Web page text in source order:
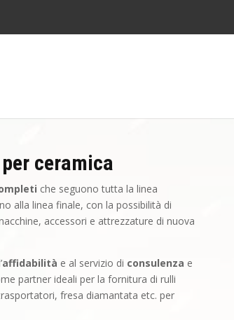
ceramica
che seguono tutta la linea
alla linea finale, con la possibilità di
accessori e attrezzature di nuova
affidabilità e al servizio di consulenza e
partner ideali per la fornitura di rulli
fresa diamantata etc. per